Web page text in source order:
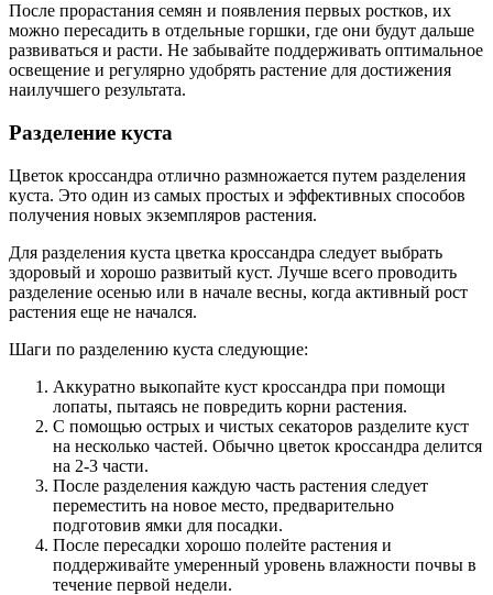
После прорастания семян и появления первых ростков, их
можно пересадить в отдельные горшки, где они будут дальше
развиваться и расти. Не забывайте поддерживать оптимальное
освещение и регулярно удобрять растение для достижения
наилучшего результата.
Разделение куста
Цветок кроссандра отлично размножается путем разделения
куста. Это один из самых простых и эффективных способов
получения новых экземпляров растения.
Для разделения куста цветка кроссандра следует выбрать
здоровый и хорошо развитый куст. Лучше всего проводить
разделение осенью или в начале весны, когда активный рост
растения еще не начался.
Шаги по разделению куста следующие:
Аккуратно выкопайте куст кроссандра при помощи
лопаты, пытаясь не повредить корни растения.
С помощью острых и чистых секаторов разделите куст
на несколько частей. Обычно цветок кроссандра делится
на 2-3 части.
После разделения каждую часть растения следует
переместить на новое место, предварительно
подготовив ямки для посадки.
После пересадки хорошо полейте растения и
поддерживайте умеренный уровень влажности почвы в
течение первой недели.